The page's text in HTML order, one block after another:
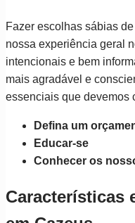
Fazer escolhas sábias
nossa experiência geral
intencionais e bem
mais agradável e
essenciais que devemos
Defina um
Educar-se
Conhecer os
Características